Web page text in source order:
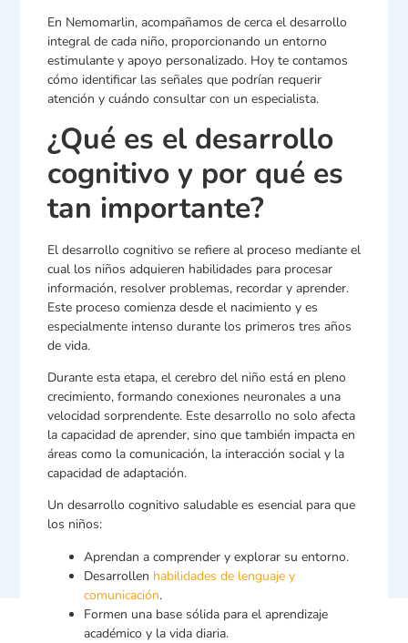
En Nemomarlin, acompañamos de cerca el desarrollo
integral de cada niño, proporcionando un entorno
estimulante y apoyo personalizado. Hoy te contamos
cómo identificar las señales que podrían requerir
atención y cuándo consultar con un especialista.
¿Qué es el desarrollo
cognitivo y por qué es
tan importante?
El desarrollo cognitivo se refiere al proceso mediante el
cual los niños adquieren habilidades para procesar
información, resolver problemas, recordar y aprender.
Este proceso comienza desde el nacimiento y es
especialmente intenso durante los primeros tres años
de vida.
Durante esta etapa, el cerebro del niño está en pleno
crecimiento, formando conexiones neuronales a una
velocidad sorprendente. Este desarrollo no solo afecta
la capacidad de aprender, sino que también impacta en
áreas como la comunicación, la interacción social y la
capacidad de adaptación.
Un desarrollo cognitivo saludable es esencial para que
los niños:
Aprendan a comprender y explorar su entorno.
Desarrollen habilidades de lenguaje y
comunicación.
Formen una base sólida para el aprendizaje
académico y la vida diaria.